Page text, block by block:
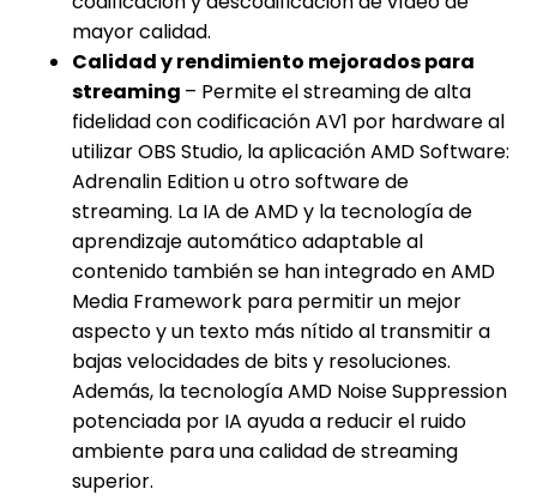
mayor calidad.
Calidad y rendimiento mejorados para
streaming – Permite el streaming de alta
fidelidad con codificación AV1 por hardware al
utilizar OBS Studio, la aplicación AMD Software:
Adrenalin Edition u otro software de
streaming. La IA de AMD y la tecnología de
aprendizaje automático adaptable al
contenido también se han integrado en AMD
Media Framework para permitir un mejor
aspecto y un texto más nítido al transmitir a
bajas velocidades de bits y resoluciones.
Además, la tecnología AMD Noise Suppression
potenciada por IA ayuda a reducir el ruido
ambiente para una calidad de streaming
superior.